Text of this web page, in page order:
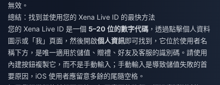
無效。
總結：找到並使用您的 Xena Live ID 的最快方法
您的 Xena Live ID 是一個 5–20 位的數字代碼 ，透過點擊個人資料
圖示或「我」頁面，然後開啟個人資訊即可找到，它位於使用者名
稱下方，是唯一適用於儲值、贈禮、好友及客服的識別碼。請使用
內建按鈕複製它，而不是手動輸入；手動輸入是導致儲值失敗的首
要原因，iOS 使用者應留意多餘的尾隨空格。